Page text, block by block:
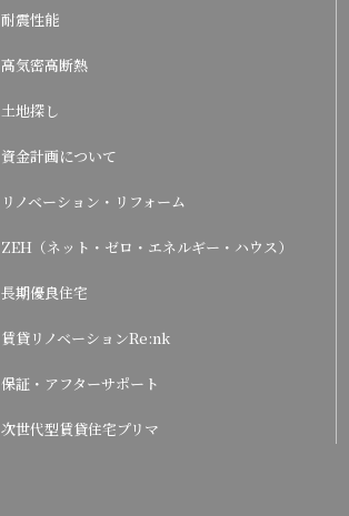
耐震性能
高気密高断熱
土地探し
資金計画について
リノベーション・リフォーム
ZEH（ネット・ゼロ・エネルギー・ハウス）
長期優良住宅
賃貸リノベーションRe:nk
保証・アフターサポート
次世代型賃貸住宅プリマ